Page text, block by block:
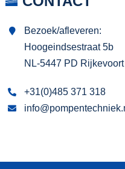
Bezoek/afleveren:
Hoogeindsestraat 5b
NL-5447 PD Rijkevoort
+31(0)485 371 318